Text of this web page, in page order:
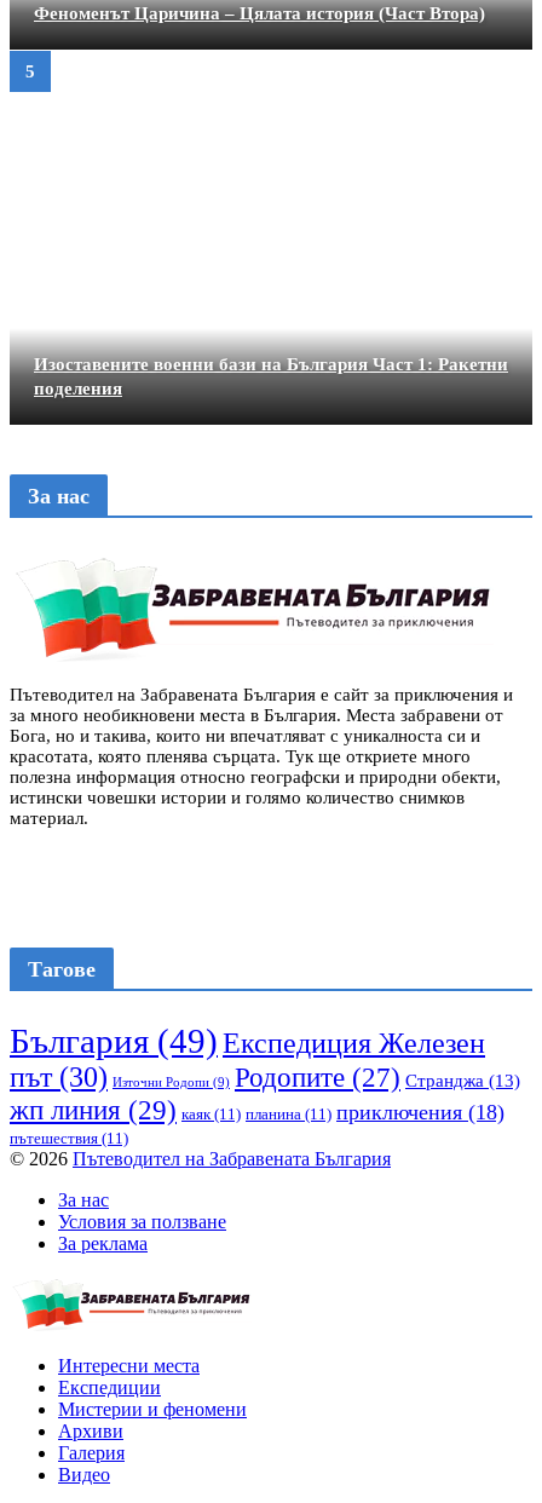
Феноменът Царичина – Цялата история (Част Втора)
Изоставените военни бази на България Част 1: Ракетни
поделения
За нас
Пътеводител на Забравената България е сайт за приключения и
за много необикновени места в България. Места забравени от
Бога, но и такива, които ни впечатляват с уникалноста си и
красотата, която пленява сърцата. Тук ще откриете много
полезна информация относно географски и природни обекти,
истински човешки истории и голямо количество снимков
материал.
Тагове
България (49)Експедиция Железен
път(30) Източни Родопи (9) Родопите (27) Странджа (13)
жп линия (29) каяк (11) планина (11) приключения (18)
пътешествия (11)
© 2026 Пътеводител на Забравената България
За нас
Условия за ползване
За реклама
Интересни места
Експедиции
Мистерии и феномени
Архиви
Галерия
Видео